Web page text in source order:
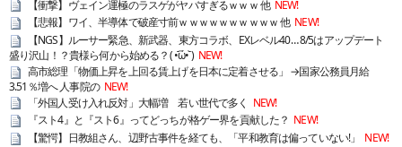
【衝撃】ヴェイン運極のラスゲがヤバすぎるｗｗｗ 他 NEW!
【悲報】ワイ、半導体で破産寸前ｗｗｗｗｗｗｗｗｗｗ 他 NEW!
【NGS】ルーサー緊急、新武器、東方コラボ、EXレベル40… 8/5はアップデート
盛り沢山！？貴様ら何から始める？( •᷄ὤ•᷅ ) NEW!
高市総理「物価上昇を上回る賃上げを日本に定着させる」 →国家公務員月給
3.51％増へ 人事院の NEW!
「外国人受け入れ反対」大幅増 若い世代で多く NEW!
『スト4』と『スト6』ってどっちが格ゲー界を貢献した？ NEW!
【驚愕】日教組さん、辺野古事件を経ても、「平和教育は偏っていない!」
NEW!